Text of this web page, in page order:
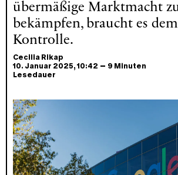
übermäßige Marktmacht
bekämpfen, braucht es
Kontrolle.
Cecilia Rikap
10. Januar 2025, 10:42 – 9 Minuten
Lesedauer